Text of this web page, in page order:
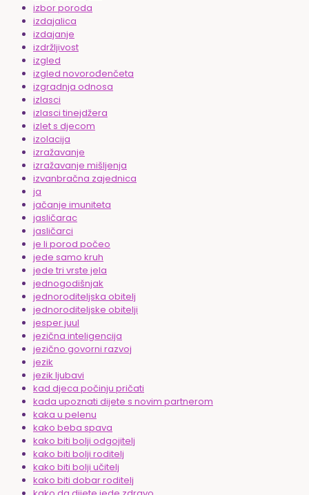
izbor poroda
izdajalica
izdajanje
izdržljivost
izgled
izgled novorođenčeta
izgradnja odnosa
izlasci
izlasci tinejdžera
izlet s djecom
izolacija
izražavanje
izražavanje mišljenja
izvanbračna zajednica
ja
jačanje imuniteta
jasličarac
jasličarci
je li porod počeo
jede samo kruh
jede tri vrste jela
jednogodišnjak
jednoroditeljska obitelj
jednoroditeljske obitelji
jesper juul
jezična inteligencija
jezično govorni razvoj
jezik
jezik ljubavi
kad djeca počinju pričati
kada upoznati dijete s novim partnerom
kaka u pelenu
kako beba spava
kako biti bolji odgojitelj
kako biti bolji roditelj
kako biti bolji učitelj
kako biti dobar roditelj